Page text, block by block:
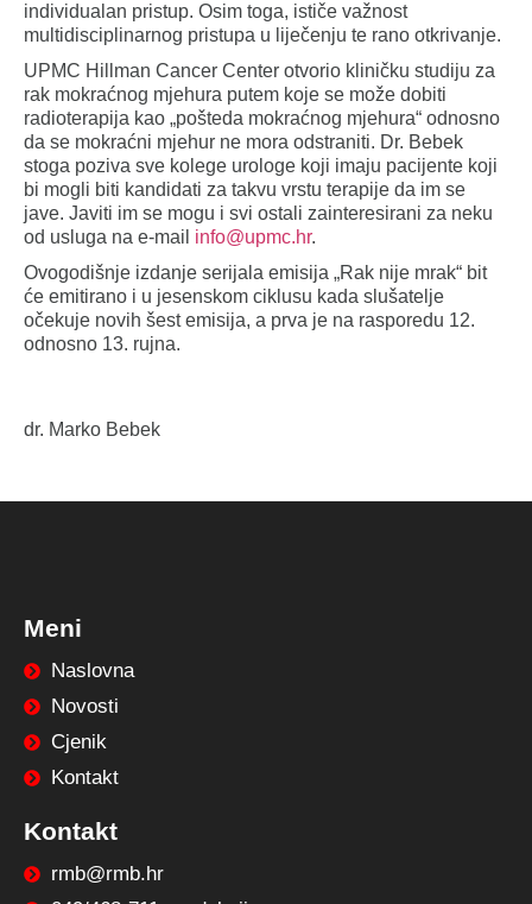
individualan pristup. Osim toga, ističe važnost
multidisciplinarnog pristupa u liječenju te rano otkrivanje.
UPMC Hillman Cancer Center otvorio kliničku studiju za
rak mokraćnog mjehura putem koje se može dobiti
radioterapija kao „pošteda mokraćnog mjehura“ odnosno
da se mokraćni mjehur ne mora odstraniti. Dr. Bebek
stoga poziva sve kolege urologe koji imaju pacijente koji
bi mogli biti kandidati za takvu vrstu terapije da im se
jave. Javiti im se mogu i svi ostali zainteresirani za neku
od usluga na e-mail info@upmc.hr.
Ovogodišnje izdanje serijala emisija „Rak nije mrak“ bit
će emitirano i u jesenskom ciklusu kada slušatelje
očekuje novih šest emisija, a prva je na rasporedu 12.
odnosno 13. rujna.
dr. Marko Bebek
Meni
Naslovna
Novosti
Cjenik
Kontakt
Kontakt
rmb@rmb.hr